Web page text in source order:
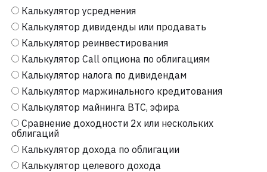
Калькулятор усреднения
Калькулятор дивиденды или продавать
Калькулятор реинвестирования
Калькулятор Call опциона по облигациям
Калькулятор налога по дивидендам
Калькулятор маржинального кредитования
Калькулятор майнинга BTC, эфира
Сравнение доходности 2х или нескольких
облигаций
Калькулятор дохода по облигации
Калькулятор целевого дохода